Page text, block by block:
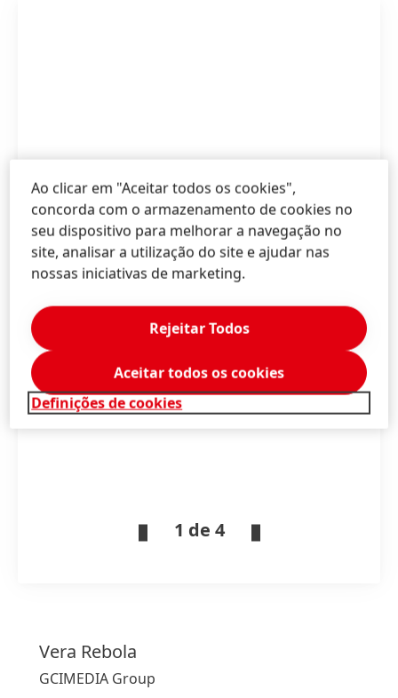
Henkel acorda adquirir a empresa de
revestimentos especiais Stahl.
Add to My Content
1 de 4
Vera Rebola
GCIMEDIA Group
Ao clicar em "Aceitar todos os cookies",
concorda com o armazenamento de cookies no
seu dispositivo para melhorar a navegação no
site, analisar a utilização do site e ajudar nas
nossas iniciativas de marketing.
Definições de cookies
Rejeitar Todos
Aceitar todos os cookies